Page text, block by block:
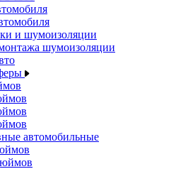
и шумоизоляции
шумоизоляции
автомобильные